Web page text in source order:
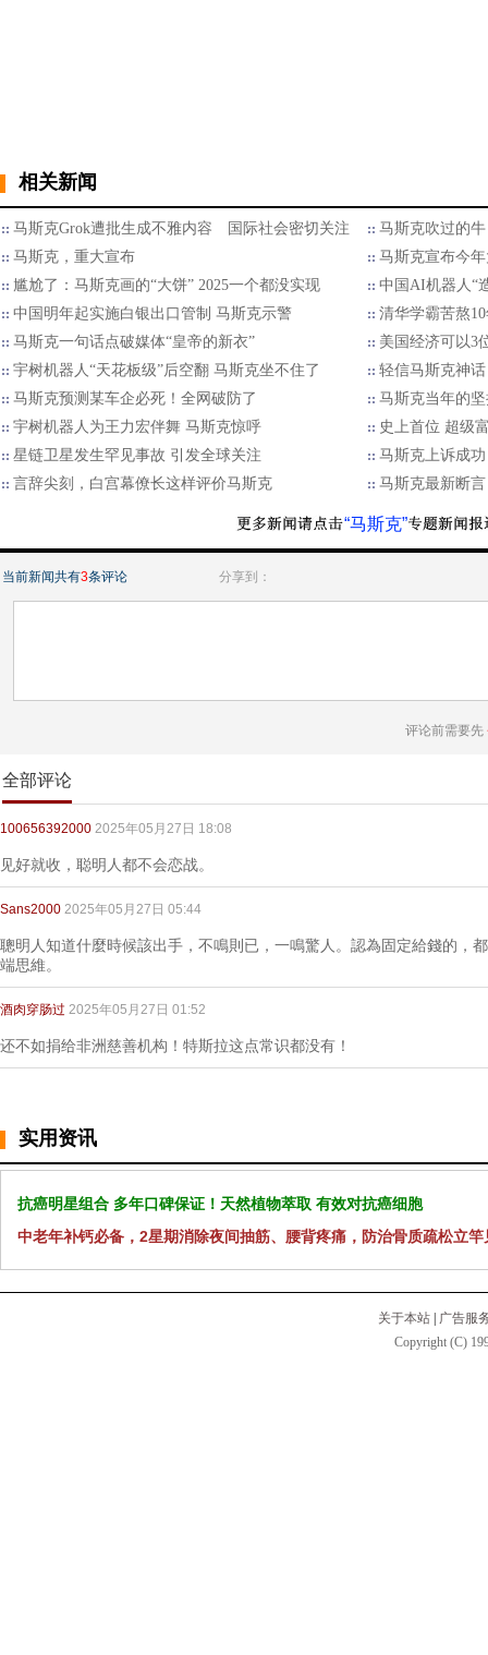
相关新闻
马斯克Grok遭批生成不雅内容 国际社会密切关注
马斯克吹过的
马斯克，重大宣布
马斯克宣布今
尴尬了：马斯克画的“大饼” 2025一个都没实现
中国AI机器人“
中国明年起实施白银出口管制 马斯克示警
清华学霸苦熬
马斯克一句话点破媒体“皇帝的新衣”
美国经济可以3
宇树机器人“天花板级”后空翻 马斯克坐不住了
轻信马斯克神
马斯克预测某车企必死！全网破防了
马斯克当年的
宇树机器人为王力宏伴舞 马斯克惊呼
史上首位 超级
星链卫星发生罕见事故 引发全球关注
马斯克上诉成
言辞尖刻，白宫幕僚长这样评价马斯克
马斯克最新断
“马斯克”
当前新闻共有3条评论 分享到：
评论前需要先
全部评论
100656392000 2025年05月27日 18:08
见好就收，聪明人都不会恋战。
Sans2000 2025年05月27日 05:44
聰明人知道什麼時候該出手，不鳴則已，一鳴驚人。認為固定給錢的，
端思維。
酒肉穿肠过 2025年05月27日 01:52
还不如捐给非洲慈善机构！特斯拉这点常识都没有！
实用资讯
抗癌明星组合 多年口碑保证！天然植物萃取 有效对抗癌细胞
中老年补钙必备，2星期消除夜间抽筋、腰背疼痛，防治骨质疏松立竿
关于本站
广告服
Copyright (C)